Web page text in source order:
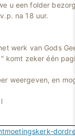
u een folder
na 18 uur.
werk van Gods
komt zeker één
weergeven, en